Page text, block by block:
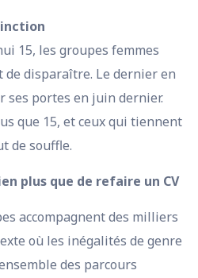
15, les groupes femmes
disparaître. Le dernier en
ses portes en juin dernier.
que 15, et ceux qui tiennent
de souffle.
plus que de refaire un CV
accompagnent des milliers
où les inégalités de genre
des parcours